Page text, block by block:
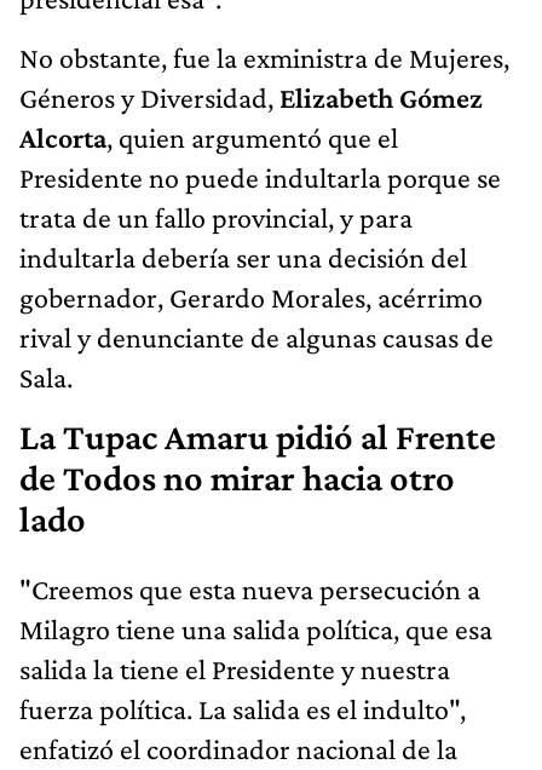
No obstante, fue la exministra de Mujeres,
Géneros y Diversidad, Elizabeth Gómez
Alcorta, quien argumentó que el
Presidente no puede indultarla porque se
trata de un fallo provincial, y para
indultarla debería ser una decisión del
gobernador, Gerardo Morales, acérrimo
rival y denunciante de algunas causas de
Sala.
La Tupac Amaru pidió al Frente
de Todos no mirar hacia otro
lado
"Creemos que esta nueva persecución a
Milagro tiene una salida política, que esa
salida la tiene el Presidente y nuestra
fuerza política. La salida es el indulto",
enfatizó el coordinador nacional de la